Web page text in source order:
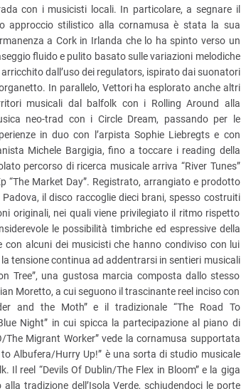
con i musicisti locali. In particolare, a segnare il
approccio stilistico alla cornamusa è stata la sua
a Cork in Irlanda che lo ha spinto verso un
fluido e pulito basato sulle variazioni melodiche
arricchito dall’uso dei regulators, ispirato dai suonatori
In parallelo, Vettori ha esplorato anche altri
musicali dal balfolk con i Rolling Around alla
neo-trad con i Circle Dream, passando per le
in duo con l’arpista Sophie Liebregts e con
Michele Bargigia, fino a toccare i reading della
percorso di ricerca musicale arriva “River Tunes”
“The Market Day”. Registrato, arrangiato e prodotto
il disco raccoglie dieci brani, spesso costruiti
originali, nei quali viene privilegiato il ritmo rispetto
le possibilità timbriche ed espressive della
alcuni dei musicisti che hanno condiviso con lui
tensione continua ad addentrarsi in sentieri musicali
Tree”, una gustosa marcia composta dallo stesso
Moretto, a cui seguono il trascinante reel inciso con
and the Moth” e il tradizionale “The Road To
Night” in cui spicca la partecipazione al piano di
The Migrant Worker” vede la cornamusa supportata
Albufera/Hurry Up!” è una sorta di studio musicale
Il reel “Devils Of Dublin/The Flex in Bloom” e la giga
tradizione dell’Isola Verde, schiudendoci le porte